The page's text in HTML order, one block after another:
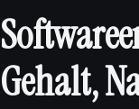
Gehalt,